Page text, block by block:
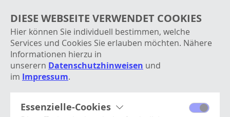
Jahren rund 100 Jugendliche ihre Ausbildung bei
Robert Aebi erfolgreich abgeschlossen.
Senior PR & Communications Manager: Sandra
Beckmann
DIESE WEBSEITE VERWENDET COOKIES
Hier können Sie individuell bestimmen, welche
Services und Cookies Sie erlauben möchten. Nähere
Informationen hierzu in
unserern Datenschutzhinweisen und
im Impressum.
Essenzielle-Cookies